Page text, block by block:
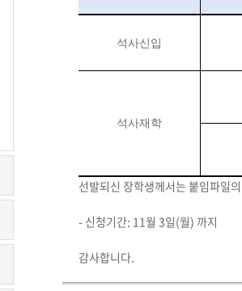
석사신입
석사재학
선발되신 장학생께서는 붙임파일
- 신청기간: 11월 3일(월) 까지
감사합니다.